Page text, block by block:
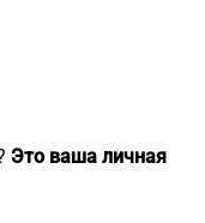
Это ваша личная